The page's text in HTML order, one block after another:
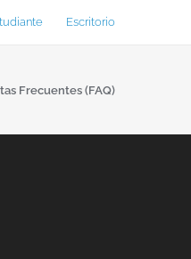
Escritorio
Frecuentes (FAQ)